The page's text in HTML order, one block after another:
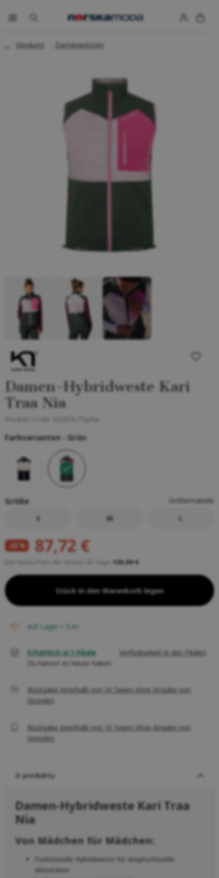
Kleidung Damenwesten
Damen-Hybridweste Kari
Traa Nia
Farbvarianten - Grün
Größe
Größentabelle
S
M L
-32 % 87,72 €
129,00 €
Stück in den Warenkorb legen
auf Lager > 5 ks
Erhältlich in 1 Filiale
Du kannst es heute haben
Verfügbarkeit in den Filialen
Rückgabe innerhalb von 14 Tagen ohne Angabe von
Gründen
Rückgabe innerhalb von 14 Tagen ohne Angabe von
Gründen
O produktu
Damen-Hybridweste Kari Traa
Nia
Von Mädchen für Mädchen:
Funktionelle Hybridweste für anspruchsvolle
Aktivitäten